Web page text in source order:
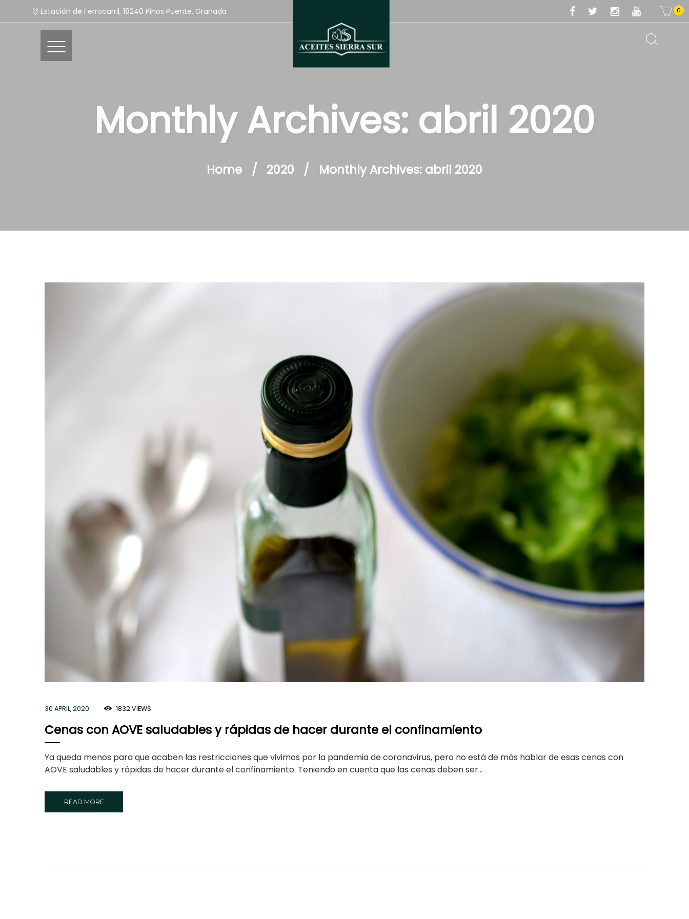
Estación de Ferrocarril, 18240 Pinos Puente, Granada 0
Monthly Archives: abril 2020
Home 2020 Monthly Archives: abril 2020
30 APRIL, 2020 1832VIEWS
Cenas con AOVE saludables y rápidas de hacer durante el confinamiento
Ya queda menos para que acaben las restricciones que vivimos por la pandemia de coronavirus, pero no está de más hablar de esas cenas con
AOVE saludables y rápidas de hacer durante el confinamiento. Teniendo en cuenta que las cenas deben ser...
READ MORE